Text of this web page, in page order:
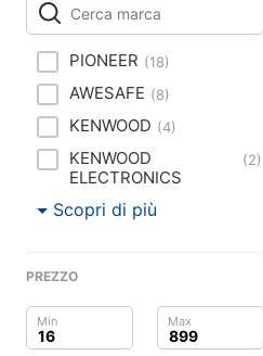
Audio e musica
Clima
Arredo
Brico e Giardinaggio
PIONEER (18)
AWESAFE (8)
KENWOOD (4)
KENWOOD
ELECTRONICS
(2)
Scopri di più
PREZZO